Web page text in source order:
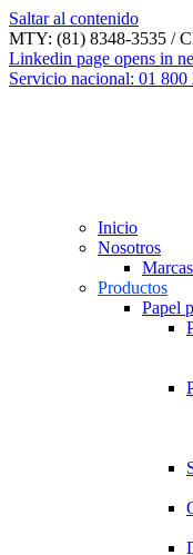
Saltar al contenido
MTY: (81) 8348-3535 /
Linkedin page opens in
Servicio nacional: 01 800
Inicio
Nosotros
Marcas
Productos
Papel